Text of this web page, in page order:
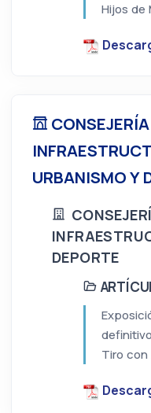
Hijos de
URBANISMO Y
DEPORTE
Tiro con